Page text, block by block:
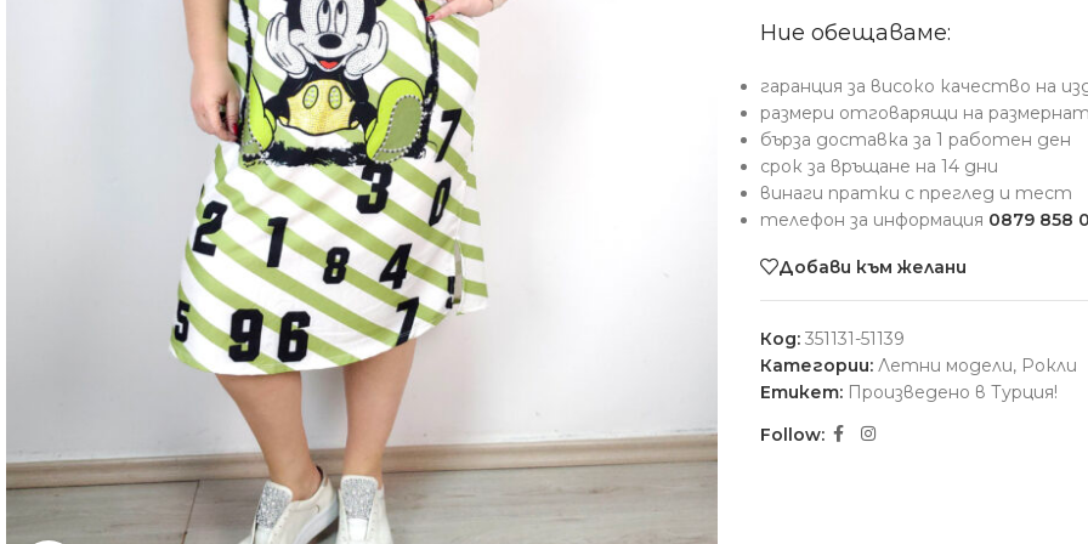
Ние обещаваме:
гаранция за високо качество на
размери отговарящи на
бърза доставка за 1 работен ден
срок за връщане на 14 дни
винаги пратки с преглед и тест
телефон за информация 0879 858
Добави към желани
Код: 351131-51139
Категории: Летни модели, Рокли
Етикет: Произведено в Турция!
Follow: